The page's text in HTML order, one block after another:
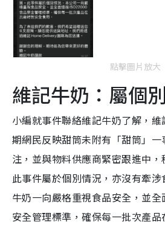
點擊圖片放大
維記牛奶：屬個
小編就事件聯絡維記牛奶了解，
期網民反映甜筒未附有「甜筒」
注，並與物料供應商緊密跟進中，
此事件屬於個別情況，亦沒有牽
牛奶一向嚴格重視食品安全，並
安全管理標準，確保每一批次產